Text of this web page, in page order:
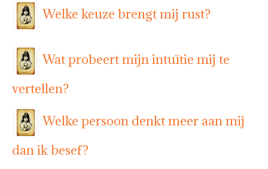
Welke keuze brengt mij rust?
Wat probeert mijn intuïtie mij te
vertellen?
Welke persoon denkt meer aan mij
dan ik besef?